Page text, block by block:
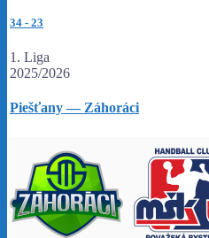
34 - 23
1. Liga
2025/2026
Piešťany — Záhoráci